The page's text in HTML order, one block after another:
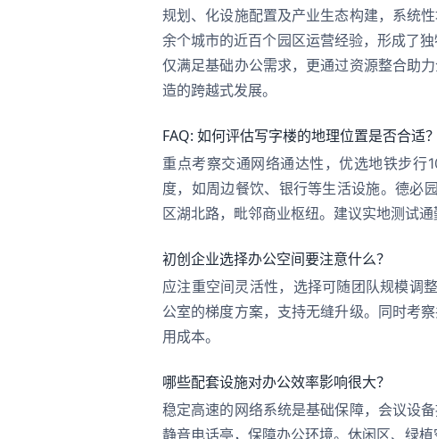
规划、化设施配置及产业生态构建，系统
余个城市的近百个园区运营经验，形成了
仅满足基础办公需求，更通过资源整合助
造的跨越式发展。
FAQ: 如何评估写字楼的地理位置是否合适？
重点考察交通网络通达性，优选地铁步行
度，如周边餐饮、银行等生活设施。德必
区湖北路，毗邻商业枢纽。建议实地测试通
初创企业选择办公空间要注意什么？
应注重空间灵活性，选择可随团队规模调
公室的梯度方案，支持无缝升级。同时考
用成本。
哪些配套设施对办公效率影响很大？
稳定高速的网络系统是基础保障，会议设
静音电话亭，保障办公环境。休闲区、绿植